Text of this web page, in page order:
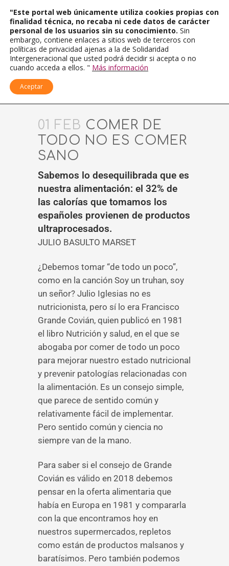
01 FEB COMER DE
TODO NO ES COMER
SANO
Sabemos lo desequilibrada que es
nuestra alimentación: el 32% de
las calorías que tomamos los
españoles provienen de productos
ultraprocesados.
JULIO BASULTO MARSET
¿Debemos tomar “de todo un poco”,
como en la canción Soy un truhan, soy
un señor? Julio Iglesias no es
nutricionista, pero sí lo era Francisco
Grande Covián, quien publicó en 1981
el libro Nutrición y salud, en el que se
abogaba por comer de todo un poco
para mejorar nuestro estado nutricional
y prevenir patologías relacionadas con
la alimentación. Es un consejo simple,
que parece de sentido común y
relativamente fácil de implementar.
Pero sentido común y ciencia no
siempre van de la mano.
Para saber si el consejo de Grande
Covián es válido en 2018 debemos
pensar en la oferta alimentaria que
había en Europa en 1981 y compararla
con la que encontramos hoy en
nuestros supermercados, repletos
como están de productos malsanos y
baratísimos. Pero también podemos
"Este portal web únicamente utiliza cookies propias con
finalidad técnica, no recaba ni cede datos de carácter
personal de los usuarios sin su conocimiento. Sin
embargo, contiene enlaces a sitios web de terceros con
políticas de privacidad ajenas a la de Solidaridad
Intergeneracional que usted podrá decidir si acepta o no
cuando acceda a ellos. " Más información
Aceptar